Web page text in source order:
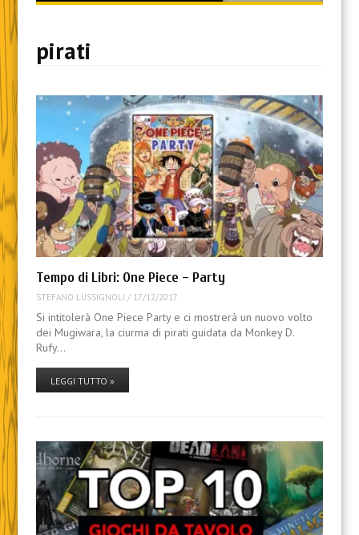
content
pirati
Tempo di Libri: One Piece – Party
STEFANO LUSSIGNOLI / 17/12/2017
Si intitolerà One Piece Party e ci mostrerà un nuovo volto
dei Mugiwara, la ciurma di pirati guidata da Monkey D.
Rufy…
LEGGI TUTTO »